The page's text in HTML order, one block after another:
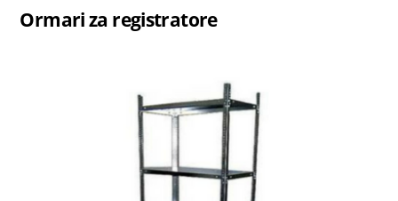
Ormari za registratore